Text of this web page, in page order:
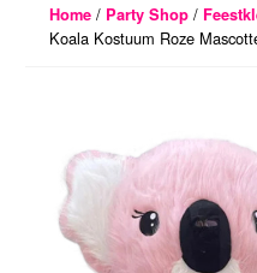
Home/ Party Shop/
Koala Kostuum Roze